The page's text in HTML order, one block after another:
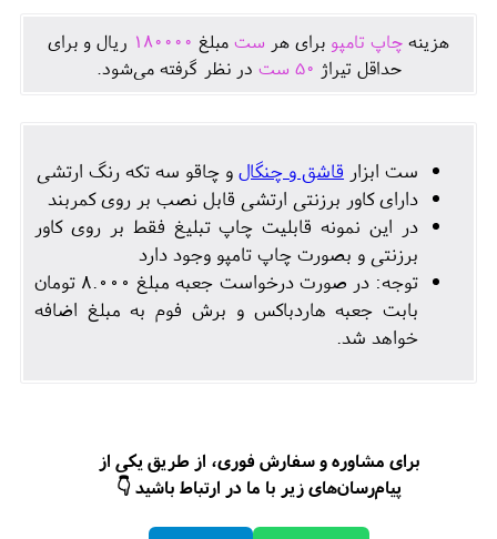
هزينه چاپ تامپو برای هر ست مبلغ 180000 ريال و برای
حداقل تيراژ 50 ست در نظر گرفته می‌شود.
ست ابزار قاشق و چنگالو چاقو سه تکه رنگ ارتشی
دارای کاور برزنتی ارتشی قابل نصب بر روی کمربند
در این نمونه قابلیت چاپ تبلیغ فقط بر روی کاور
برزنتی و بصورت چاپ تامپو وجود دارد
توجه: در صورت درخواست جعبه مبلغ 8.000 تومان
بابت جعبه هاردباکس و برش فوم به مبلغ اضافه
خواهد شد.
برای مشاوره و سفارش فوری، از طریق یکی از
پیام‌رسان‌های زیر با ما در ارتباط باشید 👇